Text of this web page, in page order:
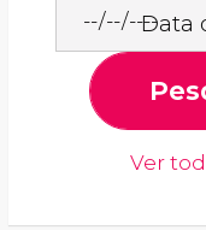
Data
Ver